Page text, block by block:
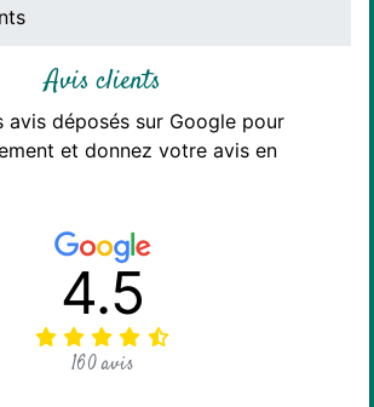
Avis clients
avis déposés sur Google pour
et donnez votre avis en
4.5
160 avis